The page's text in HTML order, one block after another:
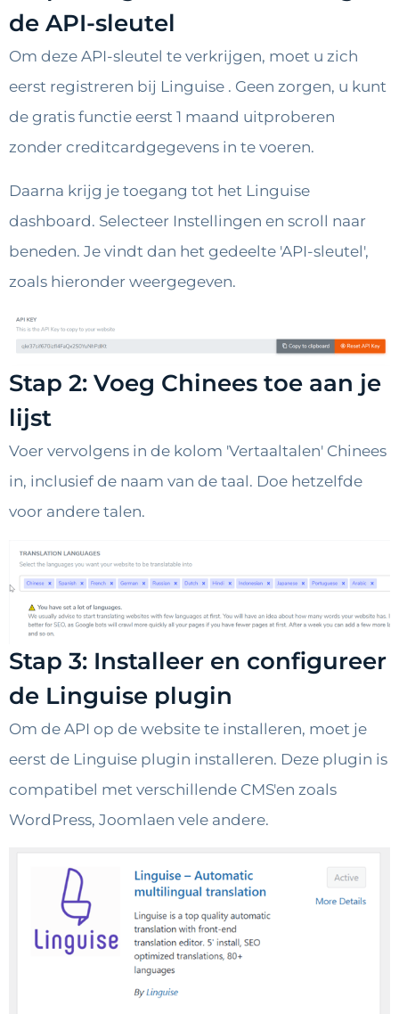
de API-sleutel
Om deze API-sleutel te verkrijgen, moet u zich
eerst registreren bij Linguise . Geen zorgen, u kunt
de gratis functie eerst 1 maand uitproberen
zonder creditcardgegevens in te voeren.
Daarna krijg je toegang tot het Linguise
dashboard. Selecteer Instellingen en scroll naar
beneden. Je vindt dan het gedeelte 'API-sleutel',
zoals hieronder weergegeven.
Stap 2: Voeg Chinees toe aan je
lijst
Voer vervolgens in de kolom 'Vertaaltalen' Chinees
in, inclusief de naam van de taal. Doe hetzelfde
voor andere talen.
Stap 3: Installeer en configureer
de Linguise plugin
Om de API op de website te installeren, moet je
eerst de Linguise plugin installeren. Deze plugin is
compatibel met verschillende CMS'en zoals
WordPress, Joomlaen vele andere.